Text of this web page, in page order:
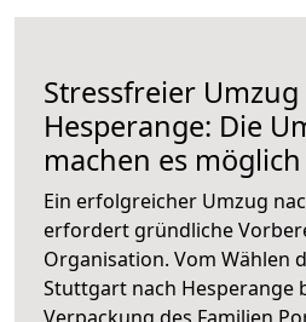
Stressfreier Umzug
Hesperange: Die
machen es möglich
Ein erfolgreicher Umzug
erfordert gründliche
Organisation. Vom Wählen
Stuttgart nach Hesperange